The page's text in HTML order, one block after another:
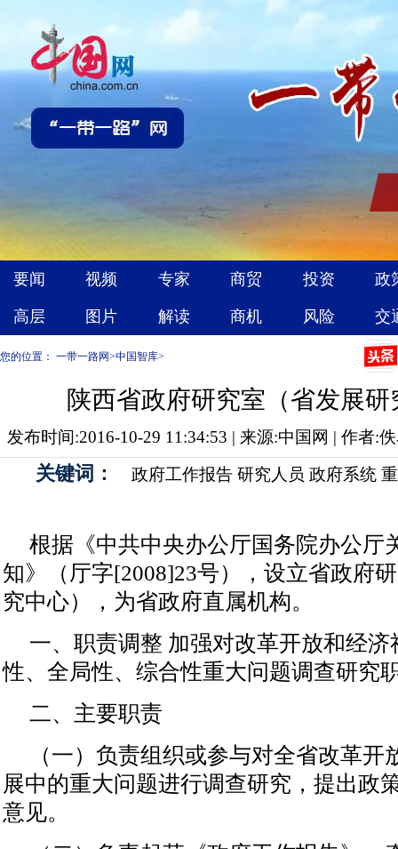
您的位置： 一带一路网>中国智库>
陕西省政府研究室（省发展研
发布时间:2016-10-29 11:34:53 | 来源:中国网 | 作者:
关键词： 政府工作报告 研究人员 政府系统
根据《中共中央办公厅国务院办公厅
知》（厅字[2008]23号），设立省政府
究中心），为省政府直属机构。
一、职责调整 加强对改革开放和经济
性、全局性、综合性重大问题调查研究
二、主要职责
（一）负责组织或参与对全省改革开
展中的重大问题进行调查研究，提出政
意见。